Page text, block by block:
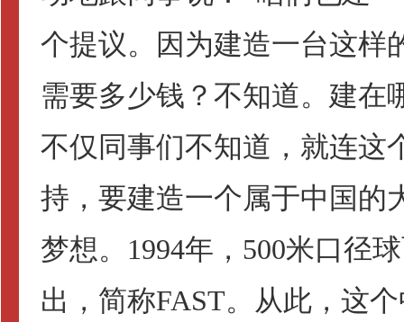
个提议。因为建造一台这样
需要多少钱？不知道。建在
不仅同事们不知道，就连这
持，要建造一个属于中国的
梦想。1994年，500米口径
出，简称FAST。从此，这